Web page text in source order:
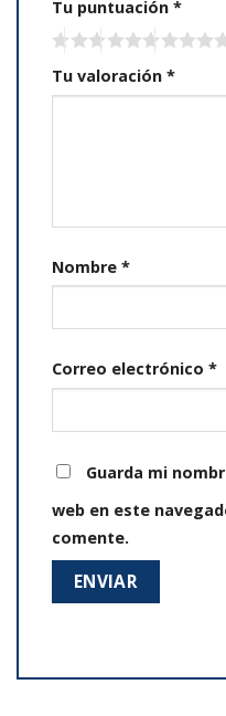
Tu puntuación *
Tu valoración *
Nombre *
Correo electrónico *
Guarda mi
web en este
comente.